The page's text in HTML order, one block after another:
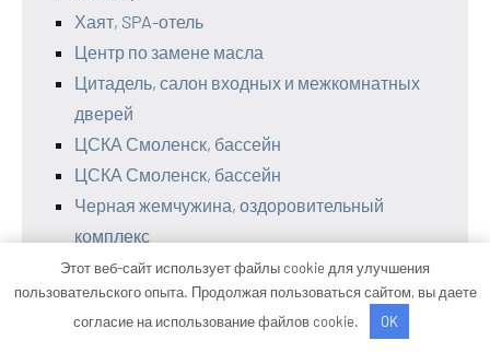
Хаят, SPA-отель
Центр по замене масла
Цитадель, салон входных и межкомнатных
дверей
ЦСКА Смоленск, бассейн
ЦСКА Смоленск, бассейн
Черная жемчужина, оздоровительный
комплекс
Чип Тюнинг, прошивка авто в Евпатории от
Pro-chip.ru
Чипак, торговая компания
Этот веб-сайт использует файлы cookie для улучшения
пользовательского опыта. Продолжая пользоваться сайтом, вы даете
согласие на использование файлов cookie.
OK